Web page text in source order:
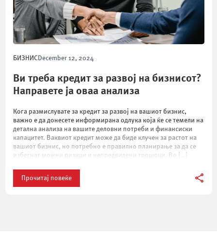
БИЗНИС December 12, 2024
Ви треба кредит за развој на бизнисот?
Направете ја оваа анализа
Кога размислувате за кредит за развој на вашиот бизнис,
важно е да донесете информирана одлука која ќе се темели на
детална анализа на вашите деловни потреби и финансиски
капацитет. Ваквиот кредит може да биде клучен за растот на
вашиот бизнис, но потребно е правилно планирање за да се
избегнат можни ризици и непредвидени трошоци. Во […]
Прочитај повеќе